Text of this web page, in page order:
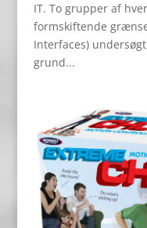
IT. To grupper af
formskiftende
Interfaces)
grund...